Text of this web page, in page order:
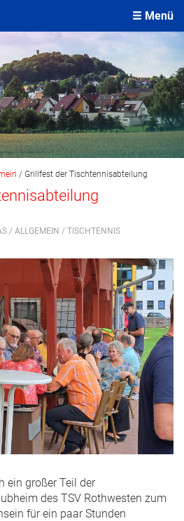
Menü
/ Grillfest der Tischtennisabteilung
/ ALLGEMEIN / TISCHTENNIS
ein großer Teil der
des TSV Rothwesten zum
für ein paar Stunden